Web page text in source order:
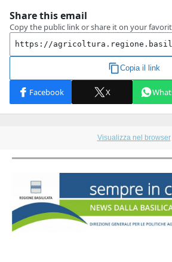
Visualizza nel browser